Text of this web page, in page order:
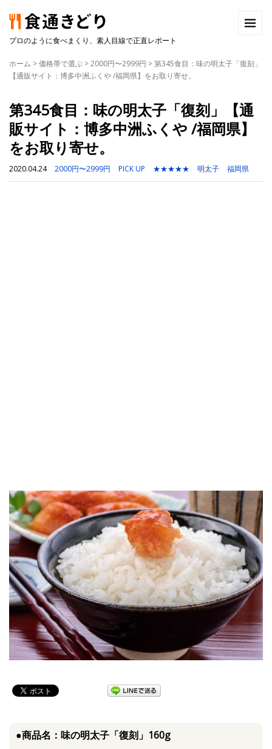
プロのように食べまくり、素人目線で正直レポート
ホーム >価格帯で選ぶ >2000円〜2999円 >第345食目：味の明太子「復刻」
【通販サイト：博多中洲ふくや /福岡県】をお取り寄せ。
第345食目：味の明太子「復刻」【通
販サイト：博多中洲ふくや /福岡県】
をお取り寄せ。
2020.04.24 2000円〜2999円 PICK UP ★★★★★ 明太子 福岡県
●商品名：味の明太子「復刻」160g